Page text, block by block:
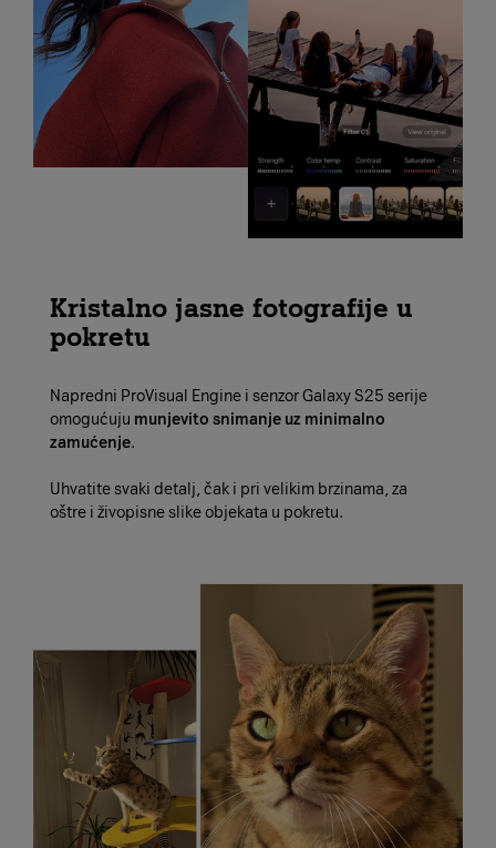
Kristalno jasne fotografije u
pokretu
Napredni ProVisual Engine i senzor Galaxy S25 serije
omogućuju munjevito snimanje uz minimalno
zamućenje.
Uhvatite svaki detalj, čak i pri velikim brzinama, za
oštre i živopisne slike objekata u pokretu.